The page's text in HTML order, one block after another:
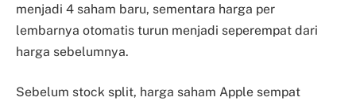
menjadi 4 saham baru, sementara harga per
lembarnya otomatis turun menjadi seperempat dari
harga sebelumnya.
Sebelum stock split, harga saham Apple sempat